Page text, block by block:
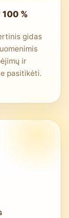
%
gidas
ir
pasitikėti.